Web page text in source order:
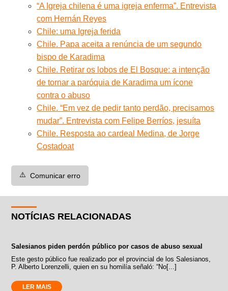
“A Igreja chilena é uma igreja enferma”. Entrevista
com Hernán Reyes
Chile: uma Igreja ferida
Chile. Papa aceita a renúncia de um segundo
bispo de Karadima
Chile. Retirar os lobos de El Bosque: a intenção
de tornar a paróquia de Karadima um ícone
contra o abuso
Chile. “Em vez de pedir tanto perdão, precisamos
mudar”. Entrevista com Felipe Berríos, jesuíta
Chile. Resposta ao cardeal Medina, de Jorge
Costadoat
⚠️ Comunicar erro
NOTÍCIAS RELACIONADAS
Salesianos piden perdón público por casos de abuso sexual
Este gesto público fue realizado por el provincial de los Salesianos,
P. Alberto Lorenzelli, quien en su homilía señaló: “No[...]
LER MAIS